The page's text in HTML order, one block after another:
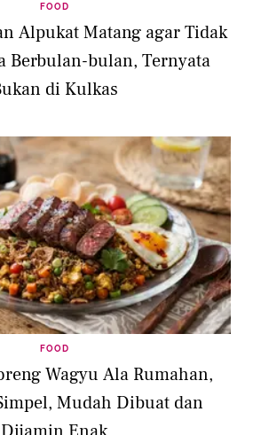
FOOD
Alpukat Matang agar Tidak
Berbulan-bulan, Ternyata
di Kulkas
FOOD
Wagyu Ala Rumahan,
Mudah Dibuat dan